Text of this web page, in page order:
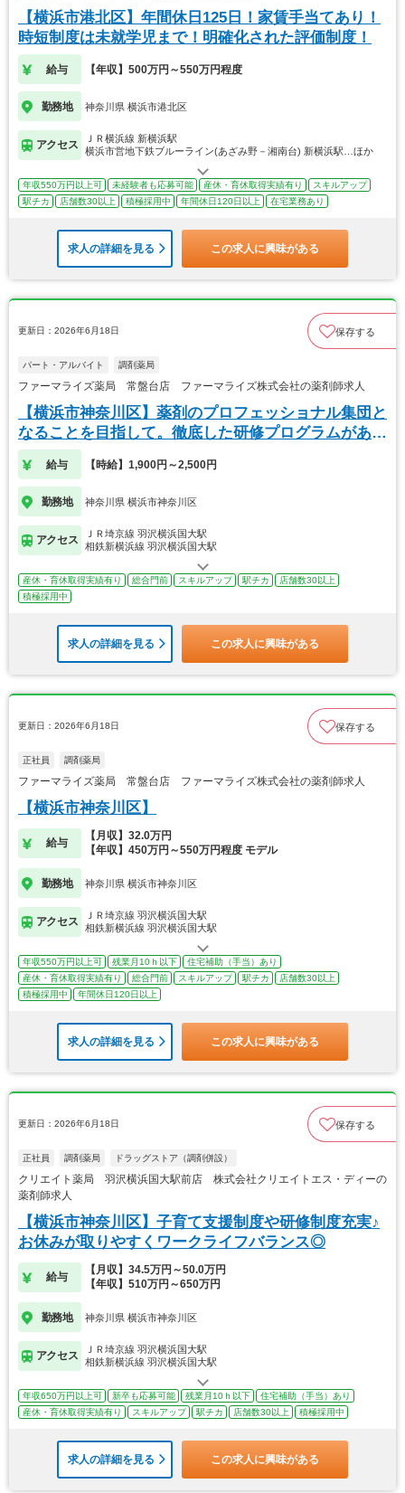
【横浜市港北区】年間休日125日！家賃手当てあり！
時短制度は未就学児まで！明確化された評価制度！
給与 【年収】500万円～550万円程度
勤務地 神奈川県 横浜市港北区
アクセス
ＪＲ横浜線 新横浜駅
横浜市営地下鉄ブルーライン(あざみ野－湘南台) 新横浜駅…ほか
年収550万円以上可 未経験者も応募可能 産休・育休取得実績有り
スキルアップ
駅チカ
店舗数30以上 積極採用中 年間休日120日以上 在宅業務あり
求人の詳細を見る この求人に興味がある
更新日：2026年6月18日 保存する
パート・アルバイト 調剤薬局
ファーマライズ薬局 常盤台店 ファーマライズ株式会社の薬剤師求人
【横浜市神奈川区】薬剤のプロフェッショナル集団と
なることを目指して。徹底した研修プログラムがあり
ます
給与 【時給】1,900円～2,500円
勤務地 神奈川県 横浜市神奈川区
アクセス
ＪＲ埼京線 羽沢横浜国大駅
相鉄新横浜線 羽沢横浜国大駅
産休・育休取得実績有り 総合門前 スキルアップ 駅チカ
店舗数30以上
積極採用中
求人の詳細を見る この求人に興味がある
更新日：2026年6月18日 保存する
正社員 調剤薬局
ファーマライズ薬局 常盤台店 ファーマライズ株式会社の薬剤師求人
【横浜市神奈川区】
給与
【月収】32.0万円
【年収】450万円～550万円程度 モデル
勤務地 神奈川県 横浜市神奈川区
アクセス
ＪＲ埼京線 羽沢横浜国大駅
相鉄新横浜線 羽沢横浜国大駅
年収550万円以上可 残業月10ｈ以下
住宅補助（手当）あり
産休・育休取得実績有り
総合門前 スキルアップ 駅チカ
店舗数30以上
積極採用中
年間休日120日以上
求人の詳細を見る この求人に興味がある
更新日：2026年6月18日 保存する
正社員 調剤薬局 ドラッグストア（調剤併設）
クリエイト薬局 羽沢横浜国大駅前店 株式会社クリエイトエス・ディーの
薬剤師求人
【横浜市神奈川区】子育て支援制度や研修制度充実♪
お休みが取りやすくワークライフバランス◎
給与
【月収】34.5万円～50.0万円
【年収】510万円～650万円
勤務地 神奈川県 横浜市神奈川区
アクセス
ＪＲ埼京線 羽沢横浜国大駅
相鉄新横浜線 羽沢横浜国大駅
年収650万円以上可 新卒も応募可能 残業月10ｈ以下
住宅補助（手当）あり
産休・育休取得実績有り
スキルアップ 駅チカ 店舗数30以上 積極採用中
求人の詳細を見る この求人に興味がある